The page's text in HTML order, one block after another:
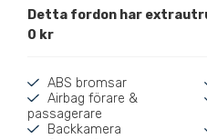
Detta fordon har
0 kr
ABS bromsar
Airbag förare &
passagerare
Backkamera